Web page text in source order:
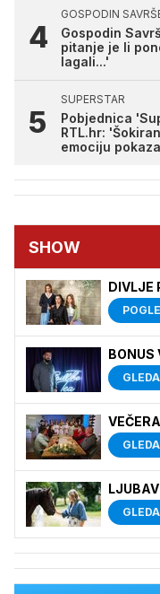
GOSPODIN
Gospodin
pitanje je li
lagali...'
SUPERSTAR
Pobjednica
RTL.hr:
emociju
SHOW
DIVLJE
BONUS